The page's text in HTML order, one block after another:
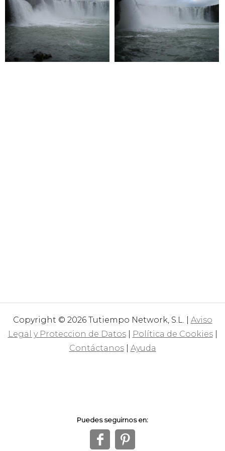
Copyright © 2026 Tutiempo Network, S.L. | Aviso
Legal y Proteccion de Datos| Política de Cookies|
Contáctanos| Ayuda
Puedes seguirnos en:
f 1